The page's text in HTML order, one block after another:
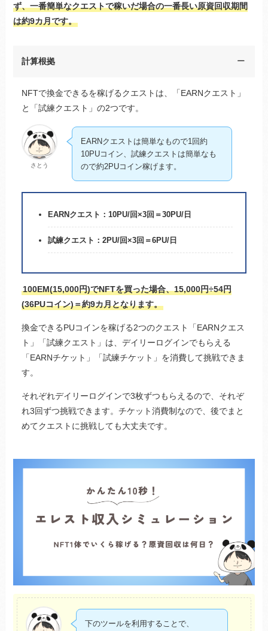
ず、一番簡単なクエストで稼いだ場合の一番長い原資回収期間
は約9カ月です。
計算根拠
NFTで換金できるを稼げるクエストは、「EARNクエスト」
と「試練クエスト」の2つです。
さとう
EARNクエストは簡単なもので1回約
10PUコイン、試練クエストは簡単なも
ので約2PUコイン稼げます。
EARNクエスト：10PU/回×3回＝30PU/日
試練クエスト：2PU/回×3回＝6PU/日
100EM(15,000円)でNFTを買った場合、15,000円÷54円
(36PUコイン)＝約9カ月となります。
換金できるPUコインを稼げる2つのクエスト「EARNクエス
ト」「試練クエスト」は、デイリーログインでもらえる
「EARNチケット」「試練チケット」を消費して挑戦できま
す。
それぞれデイリーログインで3枚ずつもらえるので、それぞ
れ3回ずつ挑戦できます。チケット消費制なので、後でまと
めてクエストに挑戦しても大丈夫です。
下のツールを利用することで、